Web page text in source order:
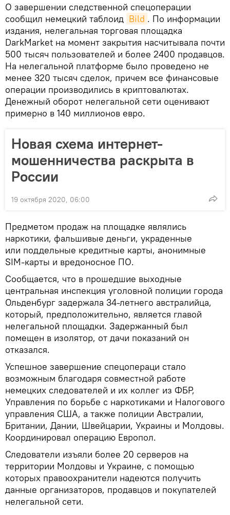
О завершении следственной спецоперации
сообщил немецкий таблоид Bild . По информации
издания, нелегальная торговая площадка
DarkMarket на момент закрытия насчитывала почти
500 тысяч пользователей и более 2400 продавцов.
На нелегальной платформе было проведено не
менее 320 тысяч сделок, причем все финансовые
операции производились в криптовалютах.
Денежный оборот нелегальной сети оценивают
примерно в 140 миллионов евро.
Новая схема интернет-
мошенничества раскрыта в
России
19 октября 2020, 06:00
Предметом продаж на площадке являлись
наркотики, фальшивые деньги, украденные
или поддельные кредитные карты, анонимные
SIM-карты и вредоносное ПО.
Сообщается, что в прошедшие выходные
центральная инспекция уголовной полиции города
Ольденбург задержала 34-летнего австралийца,
который, предположительно, является главой
нелегальной площадки. Задержанный был
помещен в изолятор, от дачи показаний он
отказался.
Успешное завершение спецопераци стало
возможным благодаря совместной работе
немецких следователей и их коллег из ФБР,
Управления по борьбе с наркотиками и Налогового
управления США, а также полиции Австралии,
Британии, Дании, Швейцарии, Украины и Молдовы.
Координировал операцию Европол.
Следователи изъяли более 20 серверов на
территории Молдовы и Украине, с помощью
которых правоохранители надеются получить
данные организаторов, продавцов и покупателей
нелегальной сети.